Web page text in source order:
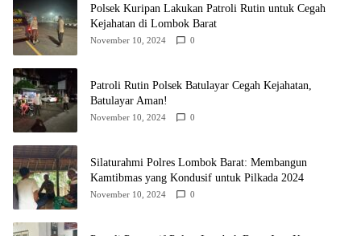
Polsek Kuripan Lakukan Patroli Rutin untuk Cegah
Kejahatan di Lombok Barat
November 10, 2024 0
Patroli Rutin Polsek Batulayar Cegah Kejahatan,
Batulayar Aman!
November 10, 2024 0
Silaturahmi Polres Lombok Barat: Membangun
Kamtibmas yang Kondusif untuk Pilkada 2024
November 10, 2024 0